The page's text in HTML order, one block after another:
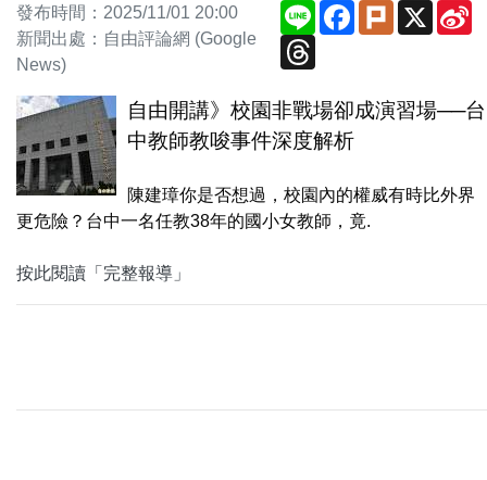
發布時間：2025/11/01 20:00
新聞出處：自由評論網 (Google
News)
Line Facebook
PlurkX
Threads
自由開講》校園非戰場卻成演習場──台
中教師教唆事件深度解析
陳建璋你是否想過，校園內的權威有時比外界
更危險？台中一名任教38年的國小女教師，竟.
按此閱讀「完整報導」